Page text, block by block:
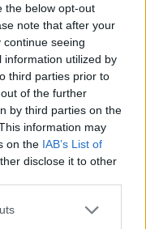
the below opt-out
note that after your
seeing
information utilized by
third parties prior to
of the further
by third parties on the
information may
on the IAB’s List of
disclose it to other
one or more Google